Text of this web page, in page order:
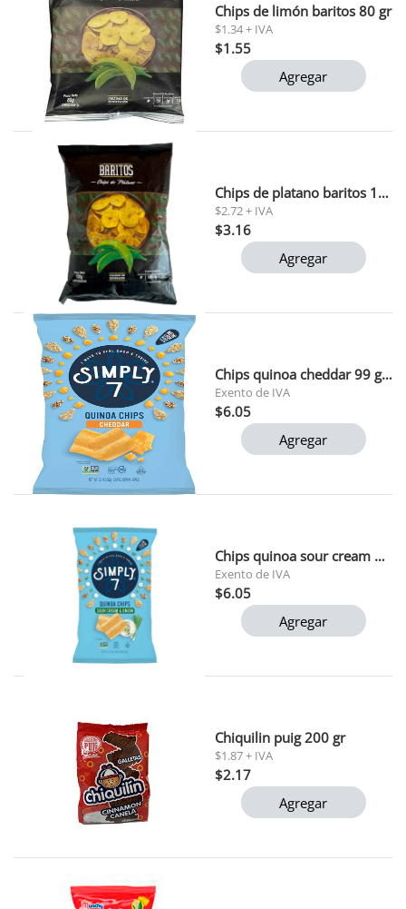
Chips de limón baritos 80 gr
$1.34 + IVA
$1.55
Agregar
Chips de platano baritos 150 gr
$2.72 + IVA
$3.16
Agregar
Chips quinoa cheddar 99 gr simply 7
Exento de IVA
$6.05
Agregar
Chips quinoa sour cream & onion 99gr simply 7
Exento de IVA
$6.05
Agregar
Chiquilin puig 200 gr
$1.87 + IVA
$2.17
Agregar